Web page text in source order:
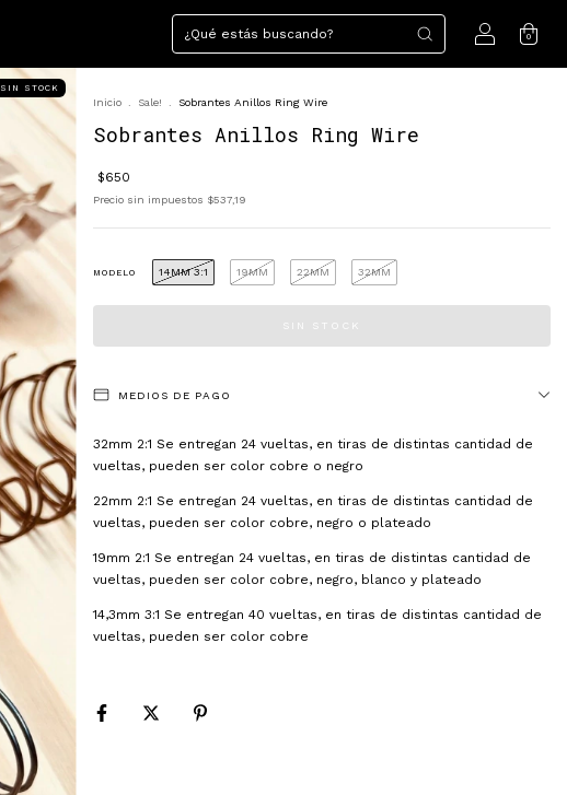
0
SIN STOCK
Inicio Sale! Sobrantes Anillos Ring Wire
Sobrantes Anillos Ring Wire
$650
Precio sin impuestos $537,19
MODELO 14MM 3:1 19MM 22MM 32MM
MEDIOS DE PAGO
32mm 2:1 Se entregan 24 vueltas, en tiras de distintas cantidad de
vueltas, pueden ser color cobre o negro
22mm 2:1 Se entregan 24 vueltas, en tiras de distintas cantidad de
vueltas, pueden ser color cobre, negro o plateado
19mm 2:1 Se entregan 24 vueltas, en tiras de distintas cantidad de
vueltas, pueden ser color cobre, negro, blanco y plateado
14,3mm 3:1 Se entregan 40 vueltas, en tiras de distintas cantidad de
vueltas, pueden ser color cobre